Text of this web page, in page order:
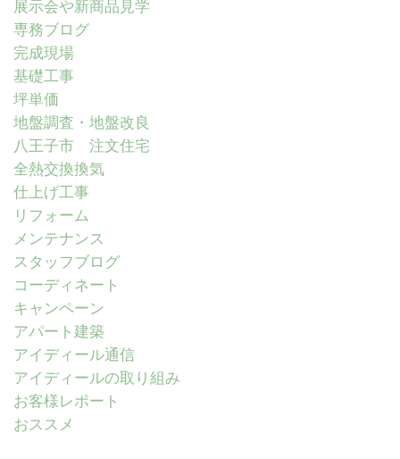
展示会や新商品見学
専務ブログ
完成現場
基礎工事
坪単価
地盤調査・地盤改良
八王子市 注文住宅
全熱交換換気
仕上げ工事
リフォーム
メンテナンス
スタッフブログ
コーディネート
キャンペーン
アパート建築
アイディール通信
アイディールの取り組み
お客様レポート
おススメ